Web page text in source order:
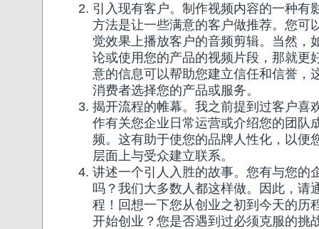
引入现有客户。制作视频内容的一种有
方法是让一些满意的客户做推荐。您可
觉效果上播放客户的音频剪辑。当然，
论或使用您的产品的视频片段，那就更
意的信息可以帮助您建立信任和信誉，
消费者选择您的产品或服务。
揭开流程的帷幕。我之前提到过客户喜
作有关您企业日常运营或介绍您的团队
频。这有助于使您的品牌人性化，以便
层面上与受众建立联系。
讲述一个引人入胜的故事。您有与您的
吗？我们大多数人都这样做。因此，请
程！回想一下您从创业之初到今天的历
开始创业？您是否遇到过必须克服的挑